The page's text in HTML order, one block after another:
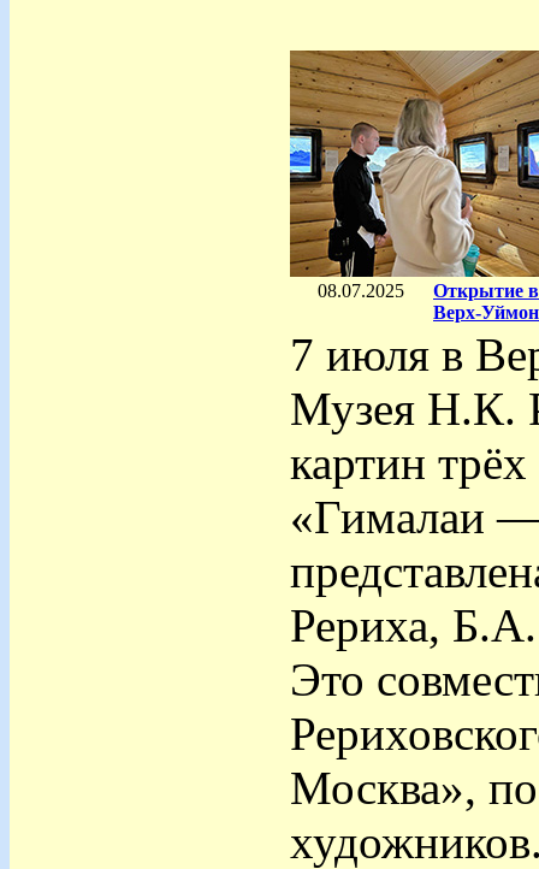
08.07.2025
Открытие
Верх-
7 июля в
Музея Н.К.
картин
«Гималаи
Рериха,
Это
Москва»,